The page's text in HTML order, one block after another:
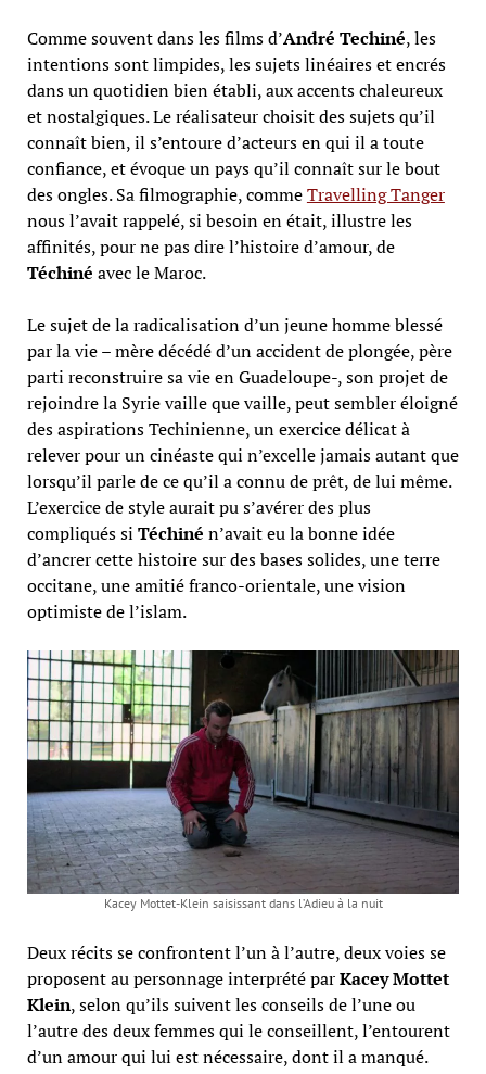
Comme souvent dans les films d’André Techiné, les
intentions sont limpides, les sujets linéaires et encrés
dans un quotidien bien établi, aux accents chaleureux
et nostalgiques. Le réalisateur choisit des sujets qu’il
connaît bien, il s’entoure d’acteurs en qui il a toute
confiance, et évoque un pays qu’il connaît sur le bout
des ongles. Sa filmographie, commeTravelling Tanger
nous l’avait rappelé, si besoin en était, illustre les
affinités, pour ne pas dire l’histoire d’amour, de
Téchiné avec le Maroc.
Le sujet de la radicalisation d’un jeune homme blessé
par la vie – mère décédé d’un accident de plongée, père
parti reconstruire sa vie en Guadeloupe-, son projet de
rejoindre la Syrie vaille que vaille, peut sembler éloigné
des aspirations Techinienne, un exercice délicat à
relever pour un cinéaste qui n’excelle jamais autant que
lorsqu’il parle de ce qu’il a connu de prêt, de lui même.
L’exercice de style aurait pu s’avérer des plus
compliqués si Téchiné n’avait eu la bonne idée
d’ancrer cette histoire sur des bases solides, une terre
occitane, une amitié franco-orientale, une vision
optimiste de l’islam.
Kacey Mottet-Klein saisissant dans l’Adieu à la nuit
Deux récits se confrontent l’un à l’autre, deux voies se
proposent au personnage interprété parKacey Mottet
Klein, selon qu’ils suivent les conseils de l’une ou
l’autre des deux femmes qui le conseillent, l’entourent
d’un amour qui lui est nécessaire, dont il a manqué.